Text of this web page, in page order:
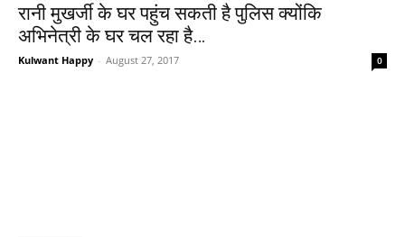
रानी मुखर्जी के घर पहुंच सकती है पुलिस क्योंकि
अभिनेत्री के घर चल रहा है…
Kulwant Happy - August 27, 2017 0